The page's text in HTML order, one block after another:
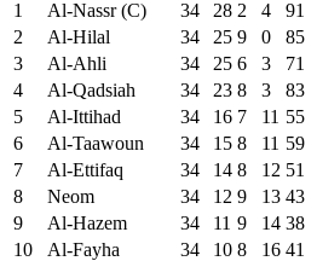
1
Al-Nassr (C) 34 28 2 4 91
2
Al-Hilal 34 25 9 0 85
3
Al-Ahli 34 25 6 3 71
4
Al-Qadsiah 34 23 8 3 83
5
Al-Ittihad 34 16 7 11 55
6
Al-Taawoun 34 15 8 11 59
7
Al-Ettifaq 34 14 8 12 51
8
Neom 34 12 9 13 43
9
Al-Hazem 34 11 9 14 38
10
Al-Fayha 34 10 8 16 41